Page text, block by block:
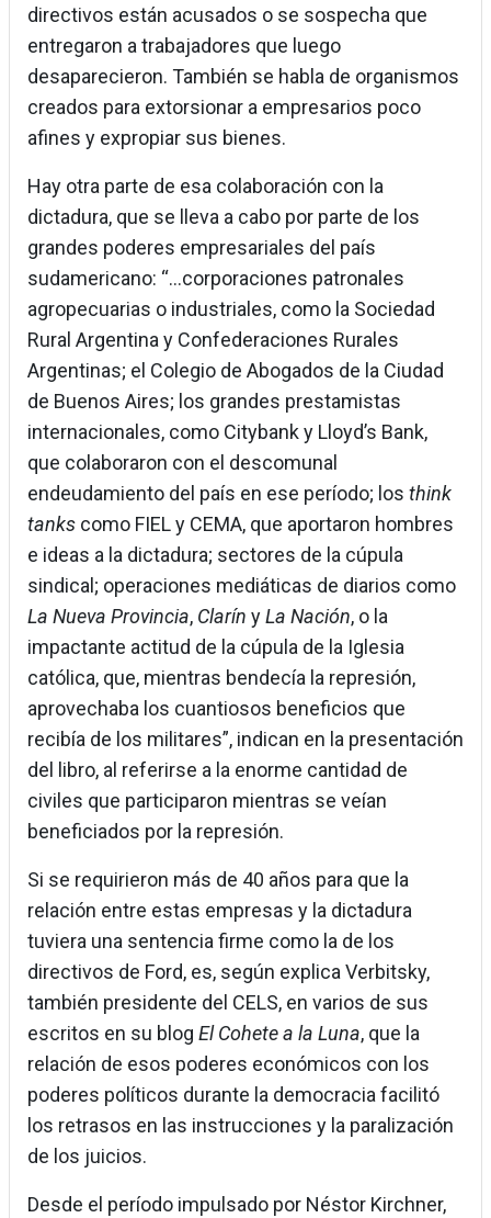
directivos están acusados o se sospecha que
entregaron a trabajadores que luego
desaparecieron. También se habla de organismos
creados para extorsionar a empresarios poco
afines y expropiar sus bienes.
Hay otra parte de esa colaboración con la
dictadura, que se lleva a cabo por parte de los
grandes poderes empresariales del país
sudamericano: “...corporaciones patronales
agropecuarias o industriales, como la Sociedad
Rural Argentina y Confederaciones Rurales
Argentinas; el Colegio de Abogados de la Ciudad
de Buenos Aires; los grandes prestamistas
internacionales, como Citybank y Lloyd’s Bank,
que colaboraron con el descomunal
endeudamiento del país en ese período; los think
tanks como FIEL y CEMA, que aportaron hombres
e ideas a la dictadura; sectores de la cúpula
sindical; operaciones mediáticas de diarios como
La Nueva Provincia, Clarín yLa Nación, o la
impactante actitud de la cúpula de la Iglesia
católica, que, mientras bendecía la represión,
aprovechaba los cuantiosos beneficios que
recibía de los militares”, indican en la presentación
del libro, al referirse a la enorme cantidad de
civiles que participaron mientras se veían
beneficiados por la represión.
Si se requirieron más de 40 años para que la
relación entre estas empresas y la dictadura
tuviera una sentencia firme como la de los
directivos de Ford, es, según explica Verbitsky,
también presidente del CELS, en varios de sus
escritos en su blog El Cohete a la Luna, que la
relación de esos poderes económicos con los
poderes políticos durante la democracia facilitó
los retrasos en las instrucciones y la paralización
de los juicios.
Desde el período impulsado por Néstor Kirchner,